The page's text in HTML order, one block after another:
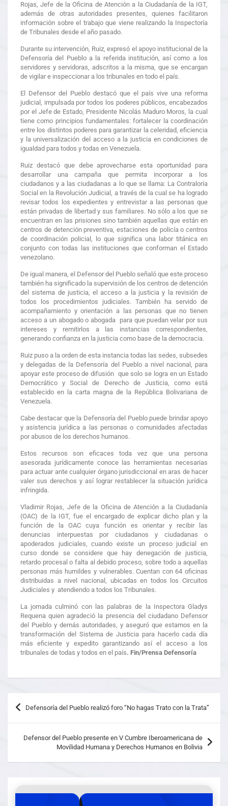
Rojas, Jefe de la Oficina de Atención a la Ciudadanía de la IGT,
además de otras autoridades presentes, quienes facilitaron
información sobre el trabajo que viene realizando la Inspectoría
de Tribunales desde el año pasado.
Durante su intervención, Ruiz, expresó el apoyo institucional de la
Defensoría del Pueblo a la referida institución, así como a los
servidores y servidoras, adscritos a la misma, que se encargan
de vigilar e inspeccionar a los tribunales en todo el país.
El Defensor del Pueblo destacó que el país vive una reforma
judicial, impulsada por todos los poderes públicos, encabezados
por el Jefe de Estado, Presidente Nicolás Maduro Moros, la cual
tiene como principios fundamentales: fortalecer la coordinación
entre los distintos poderes para garantizar la celeridad, eficiencia
y la universalización del acceso a la justicia en condiciones de
igualdad para todos y todas en Venezuela.
Ruiz destacó que debe aprovecharse esta oportunidad para
desarrollar una campaña que permita incorporar a los
ciudadanos y a las ciudadanas a lo que se llama: La Contraloría
Social en la Revolución Judicial, a través de la cual se ha logrado
revisar todos los expedientes y entrevistar a las personas que
están privadas de libertad y sus familiares. No sólo a los que se
encuentran en las prisiones sino también aquellas que están en
centros de detención preventiva, estaciones de policía o centros
de coordinación policial, lo que significa una labor titánica en
conjunto con todas las instituciones que conforman el Estado
venezolano.
De igual manera, el Defensor del Pueblo señaló que este proceso
también ha significado la supervisión de los centros de detención
del sistema de justicia, el acceso a la justicia y la revisión de
todos los procedimientos judiciales. También ha servido de
acompañamiento y orientación a las personas que no tienen
acceso a un abogado o abogada para que puedan velar por sus
intereses y remitirlos a las instancias correspondientes,
generando confianza en la justicia como base de la democracia.
Ruiz puso a la orden de esta instancia todas las sedes, subsedes
y delegadas de la Defensoría del Pueblo a nivel nacional, para
apoyar este proceso de difusión que solo se logra en un Estado
Democrático y Social de Derecho de Justicia, como está
establecido en la carta magna de la República Bolivariana de
Venezuela.
Cabe destacar que la Defensoría del Pueblo puede brindar apoyo
y asistencia jurídica a las personas o comunidades afectadas
por abusos de los derechos humanos.
Estos recursos son eficaces toda vez que una persona
asesorada jurídicamente conoce las herramientas necesarias
para actuar ante cualquier órgano jurisdiccional en aras de hacer
valer sus derechos y así lograr restablecer la situación jurídica
infringida.
Vladimir Rojas, Jefe de la Oficina de Atención a la Ciudadanía
(OAC) de la IGT, fue el encargado de explicar dicho plan y la
función de la OAC cuya función es orientar y recibir las
denuncias interpuestas por ciudadanos y ciudadanas o
apoderados judiciales, cuando existe un proceso judicial en
curso donde se considere que hay denegación de justicia,
retardo procesal o falta al debido proceso, sobre todo a aquellas
personas más humildes y vulnerables. Cuentan con 64 oficinas
distribuidas a nivel nacional, ubicadas en todos los Circuitos
Judiciales y atendiendo a todos los Tribunales.
La jornada culminó con las palabras de la Inspectora Gladys
Requena quien agradeció la presencia del ciudadano Defensor
del Pueblo y demás autoridades, y aseguró que estamos en la
transformación del Sistema de Justicia para hacerlo cada día
más eficiente y expedito garantizando así el acceso a los
tribunales de todas y todos en el país. Fin/Prensa Defensoría
Defensoría del Pueblo realizó foro “No hagas Trato con la Trata”
Defensor del Pueblo presente en V Cumbre Iberoamericana de
Movilidad Humana y Derechos Humanos en Bolivia